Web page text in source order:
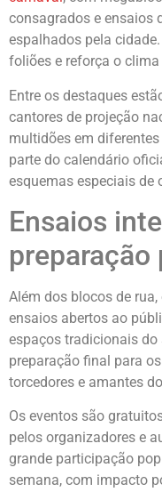
consagrados e ensaios
espalhados pela
foliões e reforça o
Entre os destaques
cantores de projeção
multidões em
parte do calendário
esquemas especiais de
Ensaios
preparação
Além dos blocos de
ensaios abertos ao
espaços tradicionais
preparação final para
torcedores e amantes
Os eventos são
pelos organizadores e
grande participação
semana, com impacto